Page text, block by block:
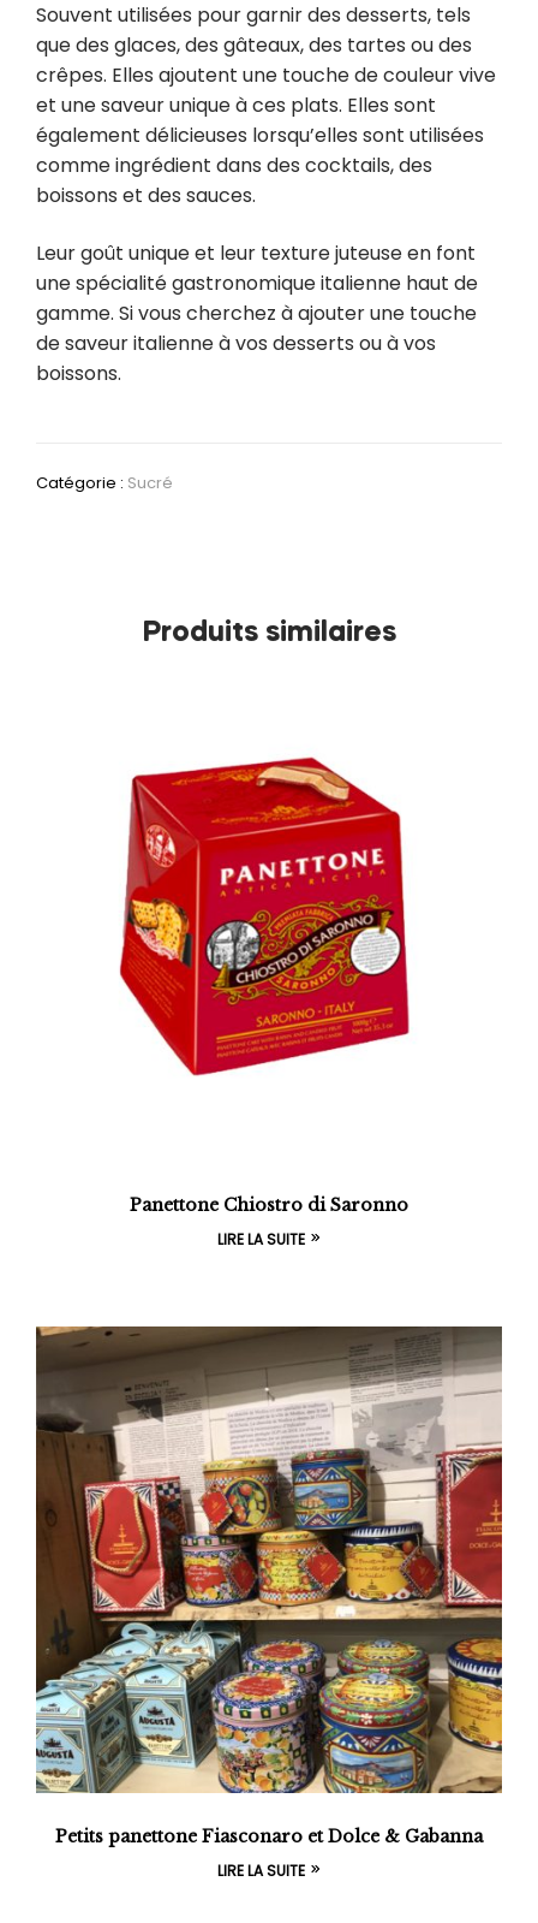
Souvent utilisées pour garnir des desserts, tels
que des glaces, des gâteaux, des tartes ou des
crêpes. Elles ajoutent une touche de couleur vive
et une saveur unique à ces plats. Elles sont
également délicieuses lorsqu’elles sont utilisées
comme ingrédient dans des cocktails, des
boissons et des sauces.
Leur goût unique et leur texture juteuse en font
une spécialité gastronomique italienne haut de
gamme. Si vous cherchez à ajouter une touche
de saveur italienne à vos desserts ou à vos
boissons.
Catégorie : Sucré
Produits similaires
Panettone Chiostro di Saronno
LIRE LA SUITE
Petits panettone Fiasconaro et Dolce & Gabanna
LIRE LA SUITE